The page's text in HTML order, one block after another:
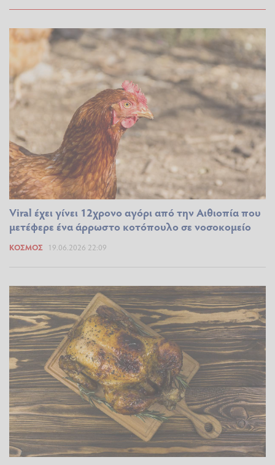
Viral έχει γίνει 12χρονο αγόρι από την Αιθιοπία που
μετέφερε ένα άρρωστο κοτόπουλο σε νοσοκομείο
ΚΌΣΜΟΣ 19.06.2026 22:09